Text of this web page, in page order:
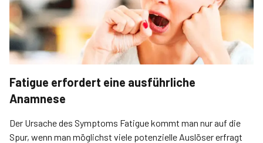
Fatigue erfordert eine ausführliche
Anamnese
Der Ursache des Symptoms Fatigue kommt man nur auf die
Spur, wenn man möglichst viele potenzielle Auslöser erfragt